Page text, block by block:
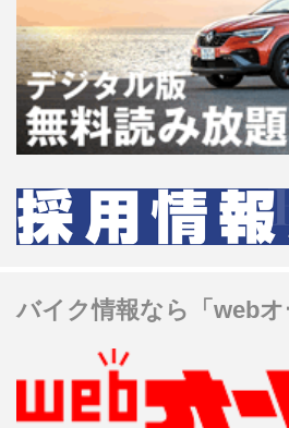
バイク情報なら「webオ